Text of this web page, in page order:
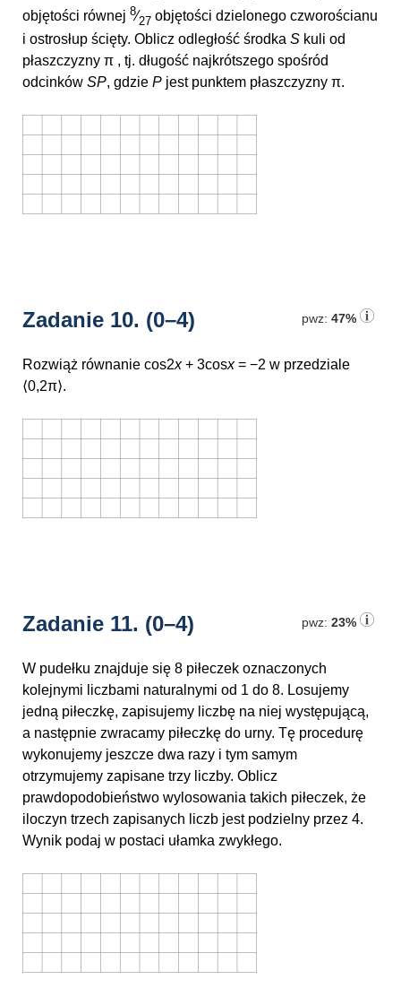
objętości równej 8⁄27 objętości dzielonego czworościanu
i ostrosłup ścięty. Oblicz odległość środka S kuli od
płaszczyzny π , tj. długość najkrótszego spośród
odcinków SP, gdzie P jest punktem płaszczyzny π.
pwz: 47%
Zadanie 10. (0–4)
Rozwiąż równanie cos2x+ 3cosx= −2 w przedziale
⟨0,2π⟩.
pwz: 23%
Zadanie 11. (0–4)
W pudełku znajduje się 8 piłeczek oznaczonych
kolejnymi liczbami naturalnymi od 1 do 8. Losujemy
jedną piłeczkę, zapisujemy liczbę na niej występującą,
a następnie zwracamy piłeczkę do urny. Tę procedurę
wykonujemy jeszcze dwa razy i tym samym
otrzymujemy zapisane trzy liczby. Oblicz
prawdopodobieństwo wylosowania takich piłeczek, że
iloczyn trzech zapisanych liczb jest podzielny przez 4.
Wynik podaj w postaci ułamka zwykłego.